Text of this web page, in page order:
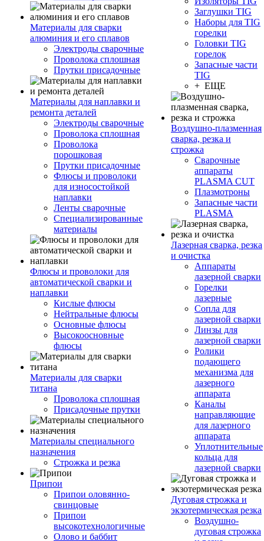
Материалы для сварки
алюминия и его сплавов
Электроды сварочные
Проволока сплошная
Прутки присадочные
Материалы для наплавки и
ремонта деталей
Электроды сварочные
Проволока сплошная
Проволока
порошковая
Прутки присадочные
Флюсы и проволоки
для износостойкой
наплавки
Ленты сварочные
Специализированные
материалы
Флюсы и проволоки для
автоматической сварки и
наплавки
Кислые флюсы
Нейтральные флюсы
Основные флюсы
Высокоосновные
флюсы
Материалы для сварки
титана
Проволока сплошная
Присадочные прутки
Материалы специального
назначения
Строжка и резка
Припои
Припои оловянно-
свинцовые
Припои
высокотехнологичные
Олово и баббит
Заглушки TIG
Наборы для TIG
горелки
Головки TIG
горелок
Запасные части
TIG
+ ЕЩЕ
Воздушно-плазменная
сварка, резка и
строжка
Сварочные
аппараты
PLASMA CUT
Плазмотроны
Запасные части
PLASMA
Лазерная сварка, резка
и очистка
Аппараты
лазерной сварки
Горелки
лазерные
Сопла для
лазерной сварки
Линзы для
лазерной сварки
Ролики
подающего
механизма для
лазерного
аппарата
Каналы
направляющие
для лазерного
аппарата
Уплотнительные
кольца для
лазерной сварки
Дуговая строжка и
экзотермическая резка
Воздушно-
дуговая строжка